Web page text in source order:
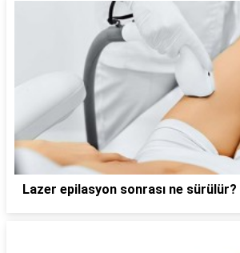
Lazer epilasyon sonrası ne sürülür?